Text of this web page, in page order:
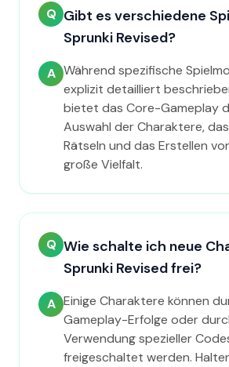
Q Gibt es verschiedene
Sprunki Revised?
A Während spezifische
explizit detailliert
bietet das Core-Gameplay
Auswahl der Charaktere,
Rätseln und das Erstellen
große Vielfalt.
Q Wie schalte ich neue
Sprunki Revised frei?
A Einige Charaktere können
Gameplay-Erfolge oder
Verwendung spezieller
freigeschaltet werden.